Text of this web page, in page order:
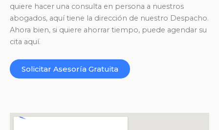
quiere hacer una consulta en persona a nuestros
abogados, aquí tiene la dirección de nuestro Despacho.
Ahora bien, si quiere ahorrar tiempo, puede agendar su
cita aquí.
Solicitar Asesoría Gratuita